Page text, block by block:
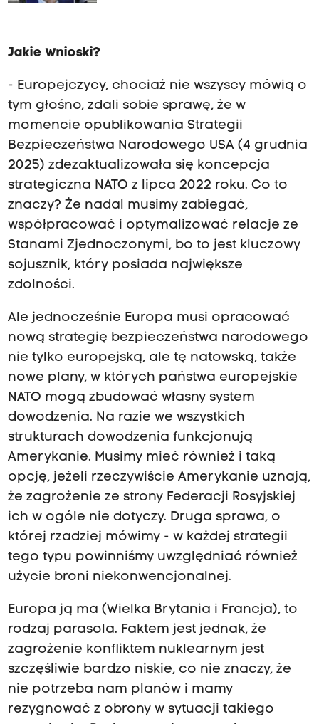
Jakie wnioski?
- Europejczycy, chociaż nie wszyscy mówią o
tym głośno, zdali sobie sprawę, że w
momencie opublikowania Strategii
Bezpieczeństwa Narodowego USA (4 grudnia
2025) zdezaktualizowała się koncepcja
strategiczna NATO z lipca 2022 roku. Co to
znaczy? Że nadal musimy zabiegać,
współpracować i optymalizować relacje ze
Stanami Zjednoczonymi, bo to jest kluczowy
sojusznik, który posiada największe
zdolności.
Ale jednocześnie Europa musi opracować
nową strategię bezpieczeństwa narodowego
nie tylko europejską, ale tę natowską, także
nowe plany, w których państwa europejskie
NATO mogą zbudować własny system
dowodzenia. Na razie we wszystkich
strukturach dowodzenia funkcjonują
Amerykanie. Musimy mieć również i taką
opcję, jeżeli rzeczywiście Amerykanie uznają,
że zagrożenie ze strony Federacji Rosyjskiej
ich w ogóle nie dotyczy. Druga sprawa, o
której rzadziej mówimy - w każdej strategii
tego typu powinniśmy uwzględniać również
użycie broni niekonwencjonalnej.
Europa ją ma (Wielka Brytania i Francja), to
rodzaj parasola. Faktem jest jednak, że
zagrożenie konfliktem nuklearnym jest
szczęśliwie bardzo niskie, co nie znaczy, że
nie potrzeba nam planów i mamy
rezygnować z obrony w sytuacji takiego